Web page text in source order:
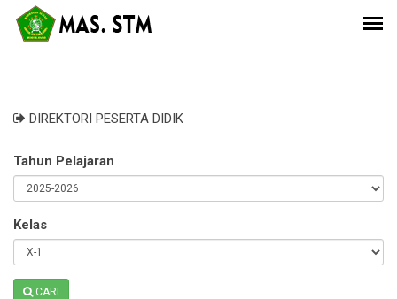
DIREKTORI PESERTA DIDIK
Tahun Pelajaran
Kelas
CARI